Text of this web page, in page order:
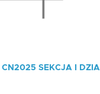
CN2025 SEKCJA I